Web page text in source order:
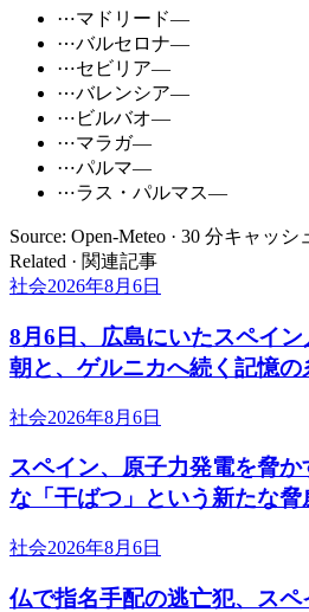
⋯マドリード—
⋯バルセロナ—
⋯セビリア—
⋯バレンシア—
⋯ ビルバオ—
⋯マラガ—
⋯パルマ—
⋯ラス・パルマス—
Source: Open-Meteo · 30 分キャッシ
Related · 関連記事
社会2026年8月6日
8月6日、広島にいたスペイ
朝と、ゲルニカへ続く記憶の
社会2026年8月6日
スペイン、原子力発電を脅か
な「干ばつ」という新たな脅
社会2026年8月6日
仏で指名手配の逃亡犯、ス